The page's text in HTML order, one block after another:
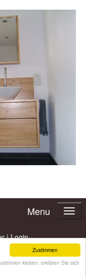
Zustimmen
klicken, erklären Sie sich
Menu
|Login